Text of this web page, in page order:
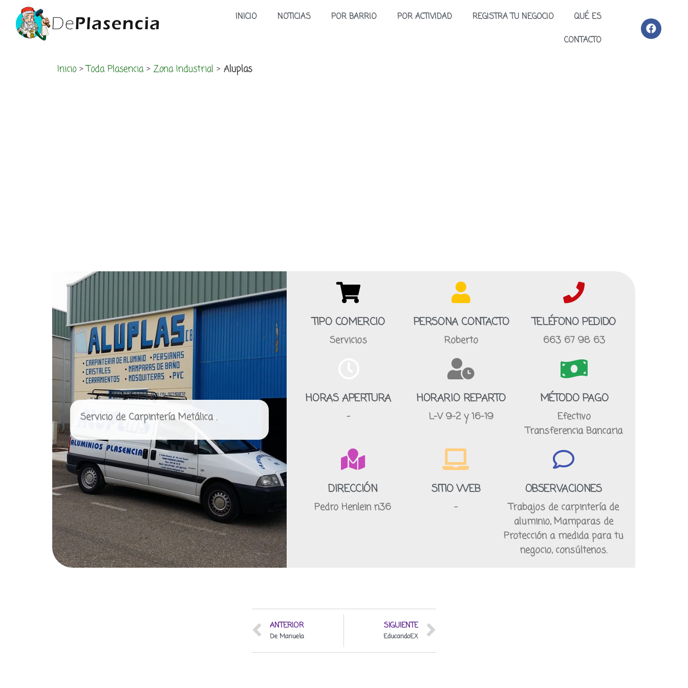
INICIO NOTICIAS POR BARRIO POR ACTIVIDAD REGISTRA TU NEGOCIO QUÉ ES
CONTACTO
Inicio >Toda Plasencia > Zona Industrial > Aluplas
Servicio de Carpintería Metálica .
TIPO COMERCIO
Servicios
PERSONA CONTACTO
Roberto
TELÉFONO PEDIDO
663 67 98 63
HORAS APERTURA
-
HORARIO REPARTO
L-V 9-2 y 16-19
MÉTODO PAGO
Efectivo
Transferencia Bancaria
DIRECCIÓN
Pedro Henlein n36
SITIO WEB
-
OBSERVACIONES
Trabajos de carpintería de
aluminio, Mamparas de
Protección a medida para tu
negocio, consúltenos.
ANTERIOR
De Manuela
SIGUIENTE
EducandoEX